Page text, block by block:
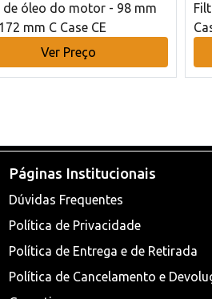
de óleo do motor - 98 mm
mm C Case CE
Ver Preço
Páginas Institucionais
Dúvidas Frequentes
Política de Privacidade
Política de Entrega e de Retirada
Política de Cancelamento e